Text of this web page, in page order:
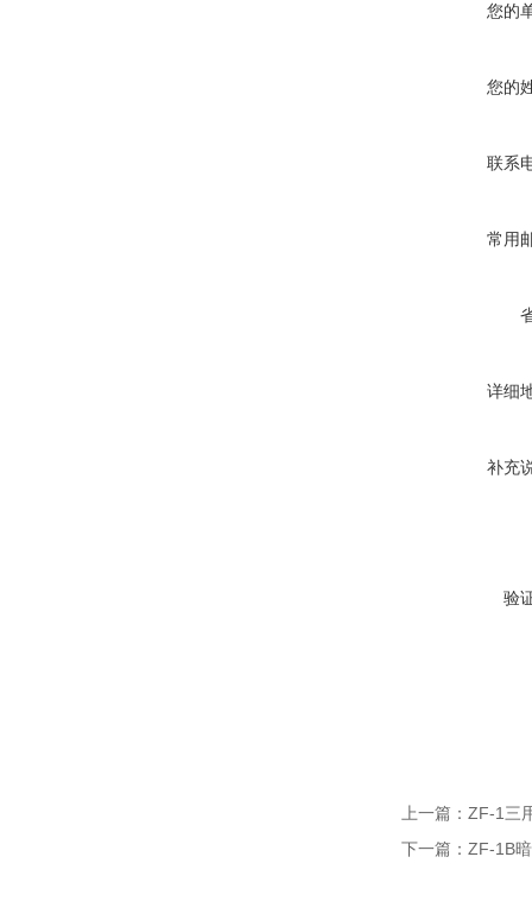
您的
您的
联系
常用
详细
补充
验
上一篇： ZF-1三
下一篇： ZF-1B